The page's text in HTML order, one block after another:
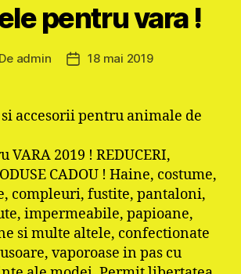
pentru vara !
De admin
Dată18 mai 2019
accesorii pentru animale de
VARA 2019 ! REDUCERI,
CADOU ! Haine, costume,
compleuri, fustite, pantaloni,
impermeabile, papioane,
si multe altele, confectionate
vaporoase in pas cu